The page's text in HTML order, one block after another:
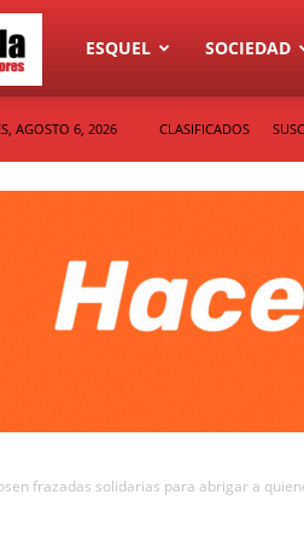
Diario
La
ESQUEL SOCIEDAD
AGOSTO 6, 2026 CLASIFICADOS
frazadas solidarias para abrigar a